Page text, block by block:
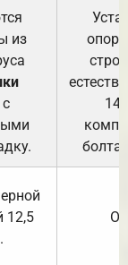
из
12,5